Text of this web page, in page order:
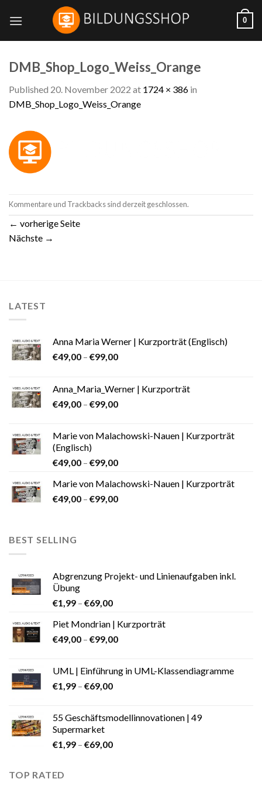
0
DMB_Shop_Logo_Weiss_Orange
Published 20. November 2022 at 1724 × 386 in
DMB_Shop_Logo_Weiss_Orange
Kommentare und Trackbacks sind derzeit geschlossen.
← vorherige Seite
Nächste →
LATEST
Anna Maria Werner | Kurzporträt (Englisch)
€49,00 – €99,00
Anna_Maria_Werner | Kurzporträt
€49,00 – €99,00
Marie von Malachowski-Nauen | Kurzporträt
(Englisch)
€49,00 – €99,00
Marie von Malachowski-Nauen | Kurzporträt
€49,00 – €99,00
BEST SELLING
Abgrenzung Projekt- und Linienaufgaben inkl.
Übung
€1,99 – €69,00
Piet Mondrian | Kurzporträt
€49,00 – €99,00
UML | Einführung in UML-Klassendiagramme
€1,99 – €69,00
55 Geschäftsmodellinnovationen | 49
Supermarket
€1,99 – €69,00
TOP RATED